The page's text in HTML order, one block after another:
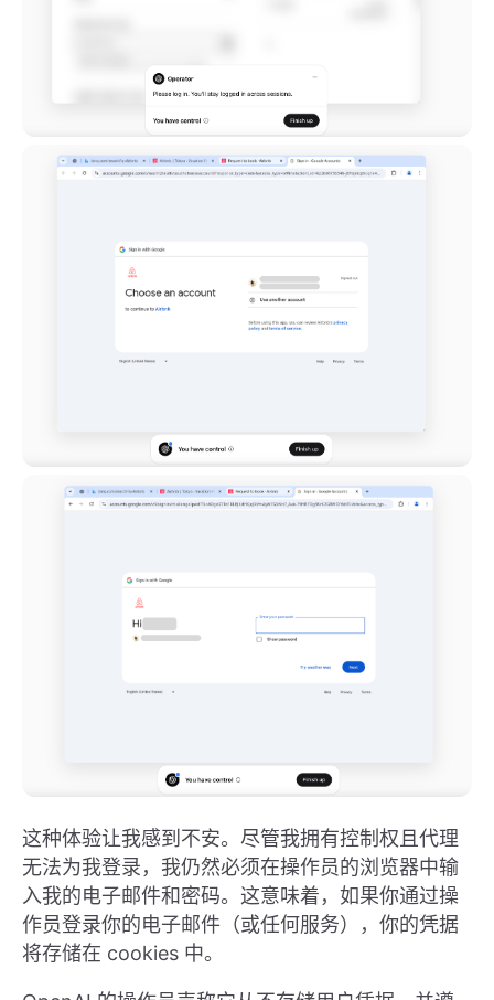
这种体验让我感到不安。尽管我拥有控制权且代理
无法为我登录，我仍然必须在操作员的浏览器中输
入我的电子邮件和密码。这意味着，如果你通过操
作员登录你的电子邮件（或任何服务），你的凭据
将存储在 cookies 中。